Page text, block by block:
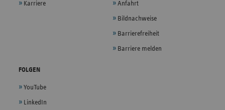
Karriere Anfahrt
Bildnachweise
Barrierefreiheit
Barriere melden
FOLGEN
YouTube
LinkedIn